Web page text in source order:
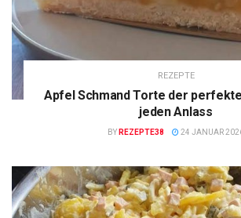
REZEPTE
Apfel Schmand Torte der
jeden Anlass
BY REZEPTE38 24 JANUAR